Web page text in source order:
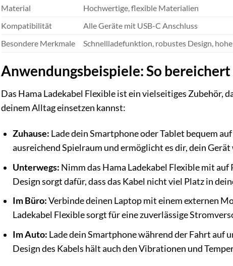
Material
Hochwertige, flexible Materialien
Kompatibilität
Alle Geräte mit USB-C Anschluss
Besondere Merkmale
Schnellladefunktion, robustes Design,
Anwendungsbeispiele: So
Das Hama Ladekabel Flexible ist ein vielseitiges Zubehör,
deinem Alltag einsetzen kannst:
Zuhause: Lade dein Smartphone oder Tablet bequem
ausreichend Spielraum und ermöglicht es dir, dein Gerät
Unterwegs: Nimm das Hama Ladekabel Flexible mit
Design sorgt dafür, dass das Kabel nicht viel Platz in
Im Büro:Verbinde deinen Laptop mit einem externen
Ladekabel Flexible sorgt für eine zuverlässige
Im Auto: Lade dein Smartphone während der Fahrt auf
Design des Kabels hält auch den Vibrationen und